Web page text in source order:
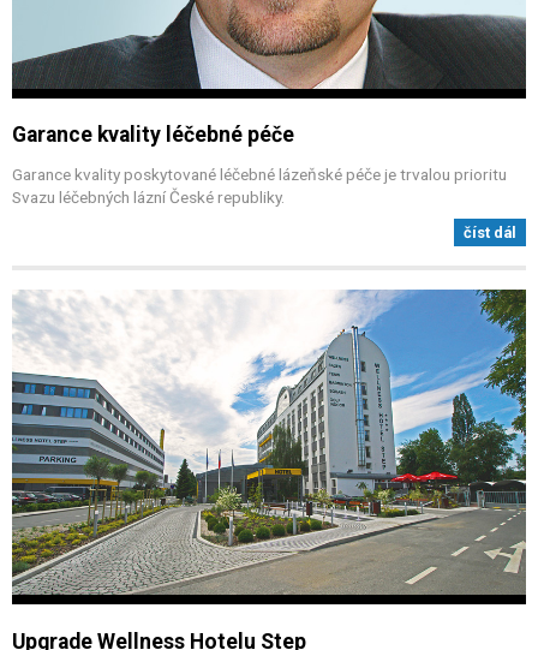
Garance kvality léčebné péče
Garance kvality poskytované léčebné lázeňské péče je trvalou prioritu
Svazu léčebných lázní České republiky.
číst dál
Upgrade Wellness Hotelu Step